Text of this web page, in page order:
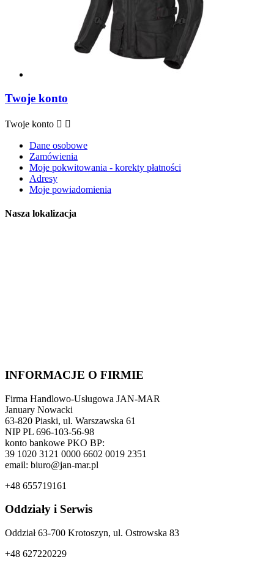
Twoje konto
Twoje konto  
Dane osobowe
Zamówienia
Moje pokwitowania - korekty płatności
Adresy
Moje powiadomienia
Nasza lokalizacja
INFORMACJE O FIRMIE
Firma Handlowo-Usługowa JAN-MAR
January Nowacki
63-820 Piaski, ul. Warszawska 61
NIP PL 696-103-56-98
konto bankowe PKO BP:
39 1020 3121 0000 6602 0019 2351
email: biuro@jan-mar.pl
+48 655719161
Oddziały i Serwis
Oddział 63-700 Krotoszyn, ul. Ostrowska 83
+48 627220229